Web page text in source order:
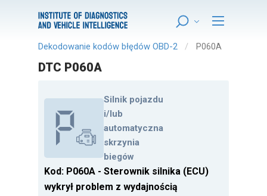
Dekodowanie kodów błędów OBD-2 P060A
DTC P060A
Silnik pojazdu
i/lub
automatyczna
skrzynia
biegów
Kod: P060A - Sterownik silnika (ECU)
wykrył problem z wydajnością